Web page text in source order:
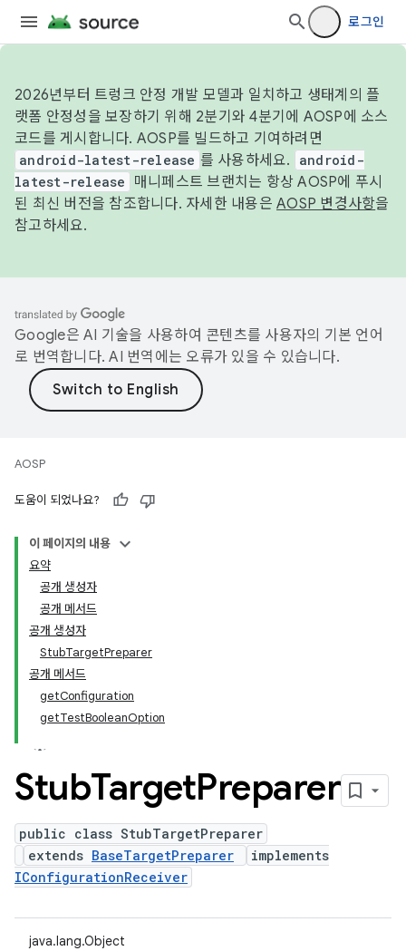
로그인
2026년부터 트렁크 안정 개발 모델과 일치하고 생태계의 플
랫폼 안정성을 보장하기 위해 2분기와 4분기에 AOSP에 소스
코드를 게시합니다. AOSP를 빌드하고 기여하려면
android-latest-release 를 사용하세요.
android-
latest-release
매니페스트 브랜치는 항상 AOSP에 푸시
된 최신 버전을 참조합니다. 자세한 내용은 AOSP 변경사항을
참고하세요.
Google은 AI 기술을 사용하여 콘텐츠를 사용자의 기본 언어
로 번역합니다. AI 번역에는 오류가 있을 수 있습니다.
AOSP
도움이 되었나요?
이 페이지의 내용
요약
공개 생성자
공개 메서드
공개 생성자
StubTargetPreparer
공개 메서드
getConfiguration
getTestBooleanOption
StubTargetPreparer
public class StubTargetPreparer
extends BaseTargetPreparer
implements
IConfigurationReceiver
java.lang.Object